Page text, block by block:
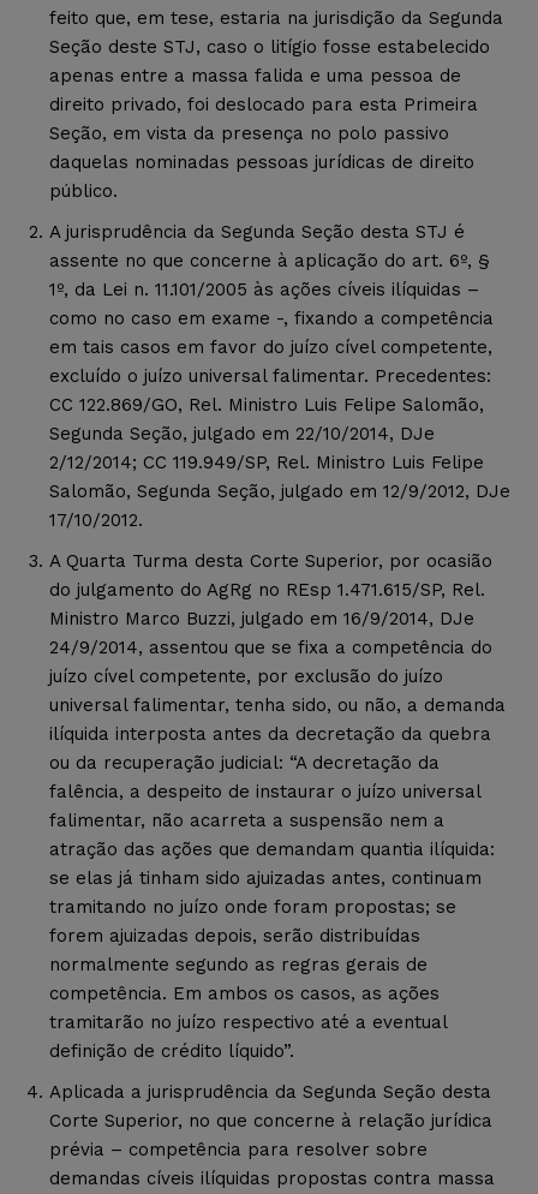
feito que, em tese, estaria na jurisdição da Segunda
Seção deste STJ, caso o litígio fosse estabelecido
apenas entre a massa falida e uma pessoa de
direito privado, foi deslocado para esta Primeira
Seção, em vista da presença no polo passivo
daquelas nominadas pessoas jurídicas de direito
público.
A jurisprudência da Segunda Seção desta STJ é
assente no que concerne à aplicação do art. 6º, §
1º, da Lei n. 11.101/2005 às ações cíveis ilíquidas –
como no caso em exame -, fixando a competência
em tais casos em favor do juízo cível competente,
excluído o juízo universal falimentar. Precedentes:
CC 122.869/GO, Rel. Ministro Luis Felipe Salomão,
Segunda Seção, julgado em 22/10/2014, DJe
2/12/2014; CC 119.949/SP, Rel. Ministro Luis Felipe
Salomão, Segunda Seção, julgado em 12/9/2012, DJe
17/10/2012.
A Quarta Turma desta Corte Superior, por ocasião
do julgamento do AgRg no REsp 1.471.615/SP, Rel.
Ministro Marco Buzzi, julgado em 16/9/2014, DJe
24/9/2014, assentou que se fixa a competência do
juízo cível competente, por exclusão do juízo
universal falimentar, tenha sido, ou não, a demanda
ilíquida interposta antes da decretação da quebra
ou da recuperação judicial: “A decretação da
falência, a despeito de instaurar o juízo universal
falimentar, não acarreta a suspensão nem a
atração das ações que demandam quantia ilíquida:
se elas já tinham sido ajuizadas antes, continuam
tramitando no juízo onde foram propostas; se
forem ajuizadas depois, serão distribuídas
normalmente segundo as regras gerais de
competência. Em ambos os casos, as ações
tramitarão no juízo respectivo até a eventual
definição de crédito líquido”.
Aplicada a jurisprudência da Segunda Seção desta
Corte Superior, no que concerne à relação jurídica
prévia – competência para resolver sobre
demandas cíveis ilíquidas propostas contra massa